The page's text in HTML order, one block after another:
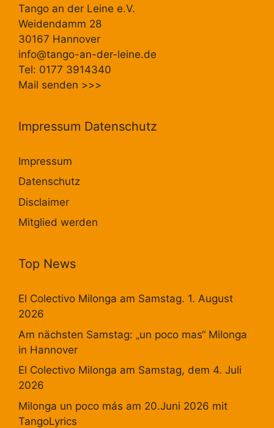
Tango an der Leine e.V.
Weidendamm 28
30167 Hannover
info@tango-an-der-leine.de
Tel: 0177 3914340
Mail senden >>>
Impressum Datenschutz
Impressum
Datenschutz
Disclaimer
Mitglied werden
Top News
El Colectivo Milonga am Samstag. 1. August
2026
Am nächsten Samstag: „un poco mas“ Milonga
in Hannover
El Colectivo Milonga am Samstag, dem 4. Juli
2026
Milonga un poco más am 20.Juni 2026 mit
TangoLyrics